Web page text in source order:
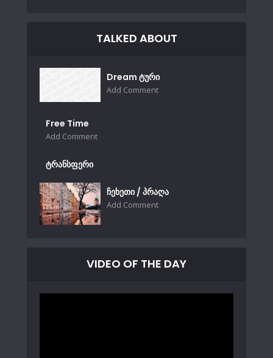
TALKED ABOUT
Dream ტური
Add Comment
Free Time
Add Comment
ტრანსფერი
ჩეხეთი / პრაღა
Add Comment
VIDEO OF THE DAY